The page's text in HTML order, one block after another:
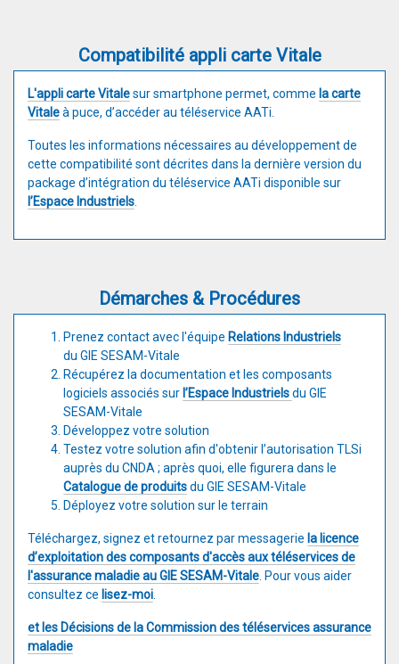
Compatibilité appli carte Vitale
L'appli carte Vitalesur smartphone permet, comme la carte
Vitaleà puce, d’accéder au téléservice AATi.
Toutes les informations nécessaires au développement de
cette compatibilité sont décrites dans la dernière version du
package d’intégration du téléservice AATi disponible sur
l’Espace Industriels
Démarches & Procédures
Prenez contact avec l'équipe Relations Industriels
du GIE SESAM-Vitale
Récupérez la documentation et les composants
logiciels associés sur l’Espace Industrielsdu GIE
SESAM-Vitale
Développez votre solution
Testez votre solution afin d'obtenir l’autorisation TLSi
auprès du CNDA ; après quoi, elle figurera dans le
Catalogue de produitsdu GIE SESAM-Vitale
Déployez votre solution sur le terrain
Téléchargez, signez et retournez par messagerie la licence
d’exploitation des composants d'accès aux téléservices de
l'assurance maladie au GIE SESAM-Vitale. Pour vous aider
consultez ce lisez-moi.
et les Décisions de la Commission des téléservices assurance
maladie